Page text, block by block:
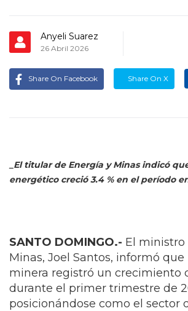
Anyeli Suarez
26 Abril 2026
Share On Facebook Share On X
_El titular de Energía y Minas indicó
energético creció 3.4 % en el período
SANTO DOMINGO.- El ministro
Minas, Joel Santos, informó
minera registró un crecimiento
durante el primer trimestre de
posicionándose como el sector